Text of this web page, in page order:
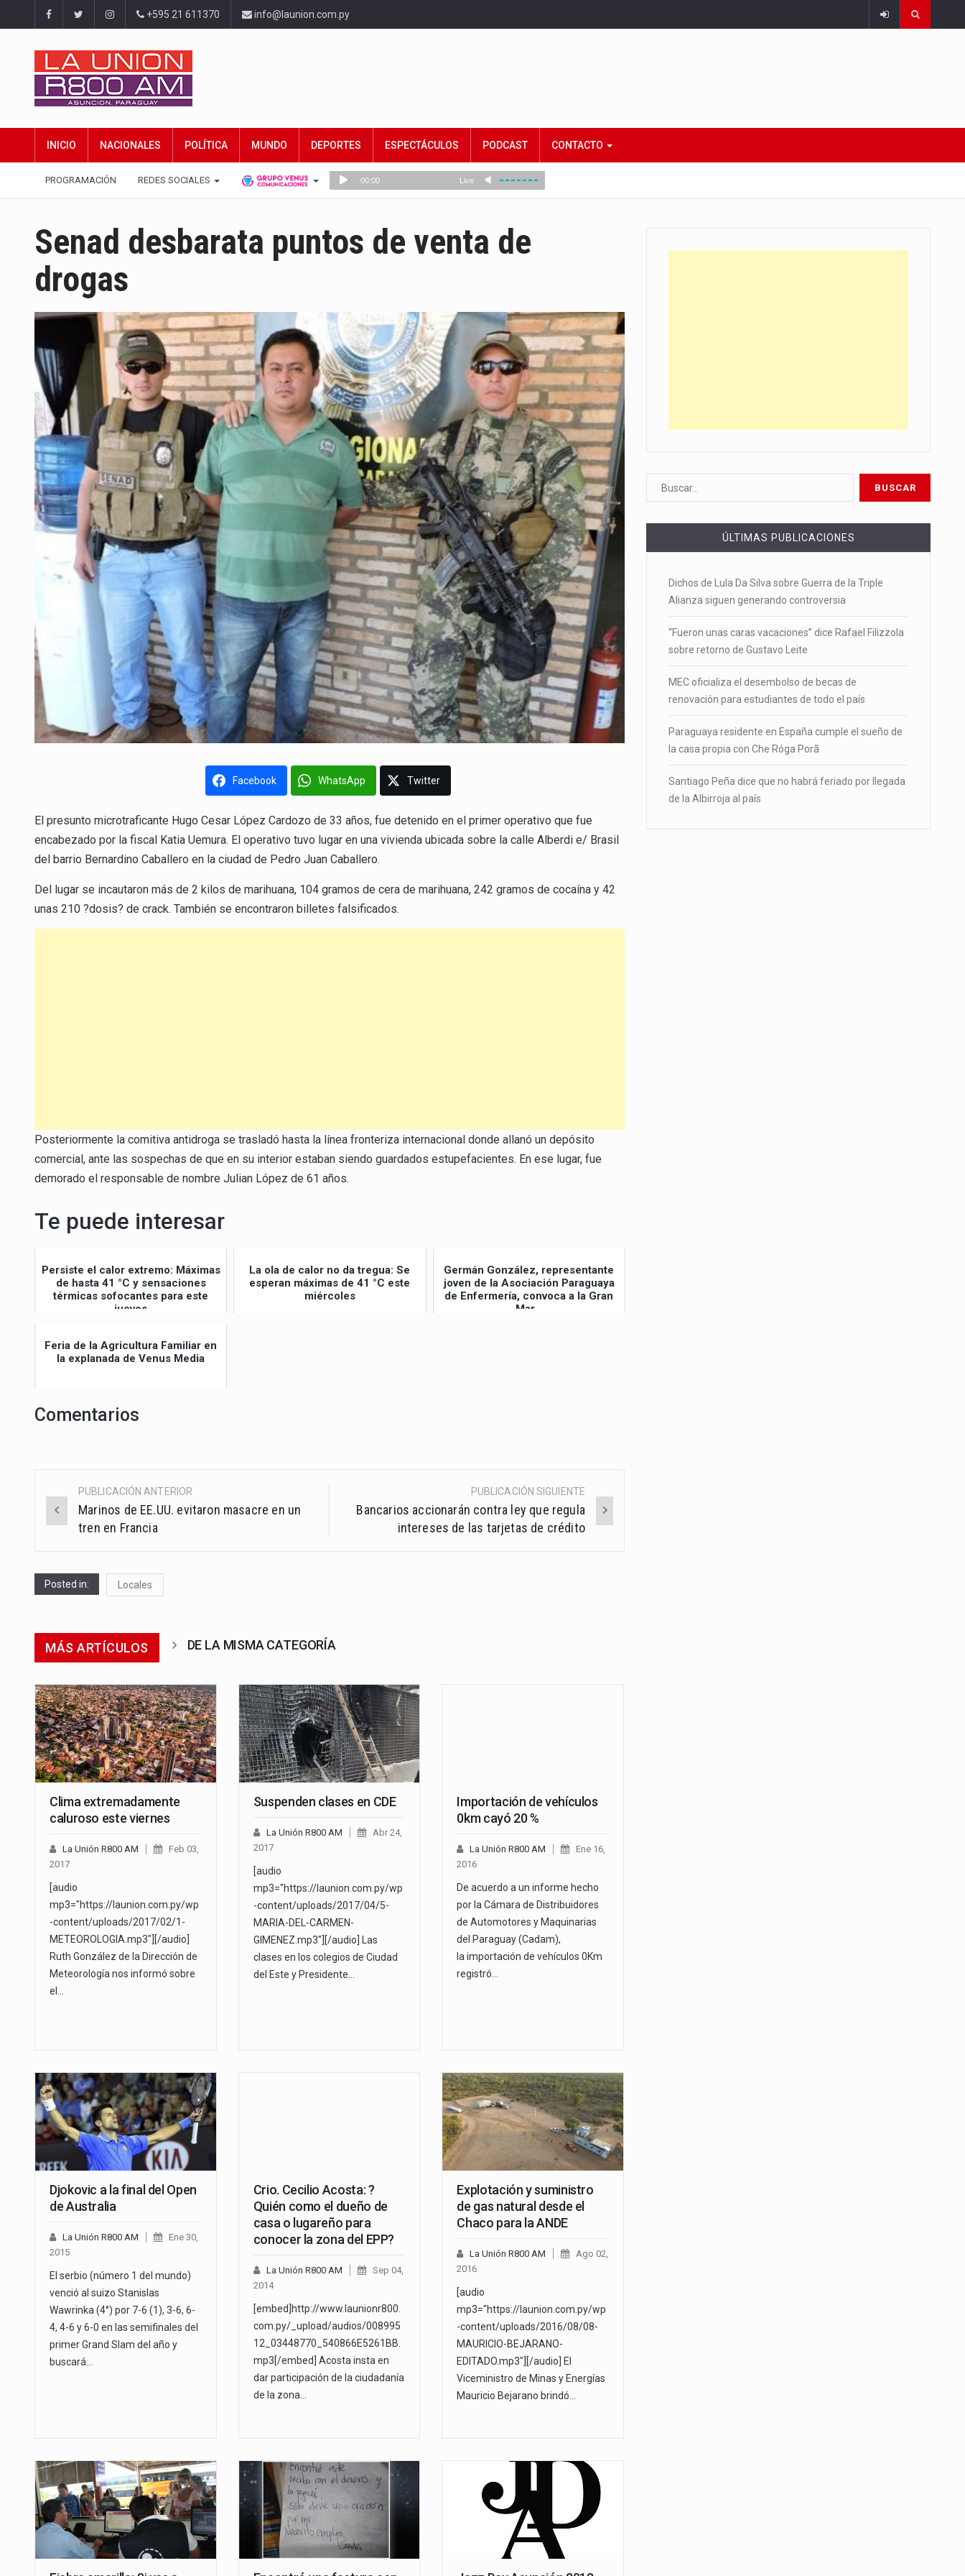
+595 21 611370 info@launion.com.py
INICIO NACIONALES POLÍTICA MUNDO DEPORTES ESPECTÁCULOS PODCAST CONTACTO
PROGRAMACIÓN REDES SOCIALES
Senad desbarata puntos de venta de
drogas
Facebook WhatsApp Twitter
El presunto microtraficante Hugo Cesar López Cardozo de 33 años, fue detenido en el primer operativo que fue
encabezado por la fiscal Katia Uemura. El operativo tuvo lugar en una vivienda ubicada sobre la calle Alberdi e/ Brasil
del barrio Bernardino Caballero en la ciudad de Pedro Juan Caballero.
Del lugar se incautaron más de 2 kilos de marihuana, 104 gramos de cera de marihuana, 242 gramos de cocaína y 42
unas 210 ?dosis? de crack. También se encontraron billetes falsificados.
Posteriormente la comitiva antidroga se trasladó hasta la línea fronteriza internacional donde allanó un depósito
comercial, ante las sospechas de que en su interior estaban siendo guardados estupefacientes. En ese lugar, fue
demorado el responsable de nombre Julian López de 61 años.
Te puede interesar
Persiste el calor extremo: Máximas
de hasta 41 °C y sensaciones
térmicas sofocantes para este
jueves
La ola de calor no da tregua: Se
esperan máximas de 41 °C este
miércoles
Germán González, representante
joven de la Asociación Paraguaya
de Enfermería, convoca a la Gran
Mar...
Feria de la Agricultura Familiar en
la explanada de Venus Media
Comentarios
Post
navigation
PUBLICACIÓN ANTERIOR
Marinos de EE.UU. evitaron masacre en un
tren en Francia
PUBLICACIÓN SIGUIENTE
Bancarios accionarán contra ley que regula
intereses de las tarjetas de crédito
Posted in: Locales
MÁS ARTÍCULOS DE LA MISMA CATEGORÍA
Clima extremadamente
caluroso este viernes
La Unión R800 AM
Feb 03,
2017
[audio
mp3="https://launion.com.py/wp
-content/uploads/2017/02/1-
METEOROLOGIA.mp3"][/audio]
Ruth González de la Dirección de
Meteorología nos informó sobre
el…
Suspenden clases en CDE
La Unión R800 AM
Abr 24,
2017
[audio
mp3="https://launion.com.py/wp
-content/uploads/2017/04/5-
MARIA-DEL-CARMEN-
GIMENEZ.mp3"][/audio] Las
clases en los colegios de Ciudad
del Este y Presidente…
Importación de vehículos
0km cayó 20 %
La Unión R800 AM
Ene 16,
2016
De acuerdo a un informe hecho
por la Cámara de Distribuidores
de Automotores y Maquinarias
del Paraguay (Cadam),
la importación de vehículos 0Km
registró…
Djokovic a la final del Open
de Australia
La Unión R800 AM
Ene 30,
2015
El serbio (número 1 del mundo)
venció al suizo Stanislas
Wawrinka (4°) por 7-6 (1), 3-6, 6-
4, 4-6 y 6-0 en las semifinales del
primer Grand Slam del año y
buscará…
Crio. Cecilio Acosta: ?
Quién como el dueño de
casa o lugareño para
conocer la zona del EPP?
La Unión R800 AM
Sep 04,
2014
[embed]http://www.launionr800.
com.py/_upload/audios/008995
12_03448770_540866E5261BB.
mp3[/embed] Acosta insta en
dar participación de la ciudadanía
de la zona…
Explotación y suministro
de gas natural desde el
Chaco para la ANDE
La Unión R800 AM
Ago 02,
2016
[audio
mp3="https://launion.com.py/wp
-content/uploads/2016/08/08-
MAURICIO-BEJARANO-
EDITADO.mp3"][/audio] El
Viceministro de Minas y Energías
Mauricio Bejarano brindó…
ÚLTIMAS PUBLICACIONES
Dichos de Lula Da Silva sobre Guerra de la Triple
Alianza siguen generando controversia
“Fueron unas caras vacaciones” dice Rafael Filizzola
sobre retorno de Gustavo Leite
MEC oficializa el desembolso de becas de
renovación para estudiantes de todo el país
Paraguaya residente en España cumple el sueño de
la casa propia con Che Róga Porã
Santiago Peña dice que no habrá feriado por llegada
de la Albirroja al país